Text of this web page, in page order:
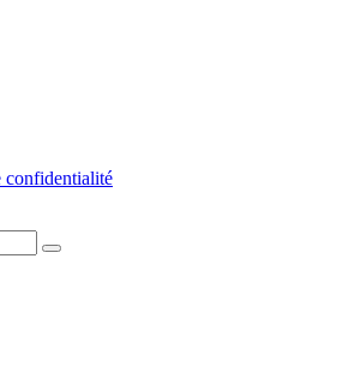
confidentialité